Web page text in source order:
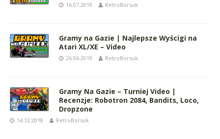
16.07.2019 RetroBorsuk
Gramy na Gazie | Najlepsze Wyścigi na
Atari XL/XE – Video
26.06.2019 RetroBorsuk
Gramy Na Gazie – Turniej Video |
Recenzje: Robotron 2084, Bandits, Loco,
Dropzone
14.12.2018 RetroBorsuk